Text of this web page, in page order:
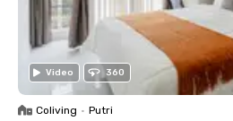
Video 360
Coliving • Putri